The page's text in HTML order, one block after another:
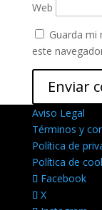
Web
Guarda mi
este
Aviso Legal
Términos y
Política de
Política de
Facebook
X